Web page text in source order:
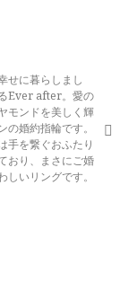
せに暮らしまし
Ever after。愛の
モンドを美しく輝
の婚約指輪です。
手を繋ぐおふたり
おり、まさにご婚
しいリングです。